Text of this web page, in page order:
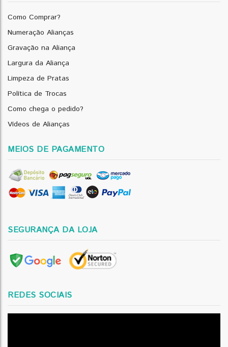
Como Comprar?
Numeração Alianças
Gravação na Aliança
Largura da Aliança
Limpeza de Pratas
Política de Trocas
Como chega o pedido?
Vídeos de Alianças
MEIOS DE PAGAMENTO
SEGURANÇA DA LOJA
REDES SOCIAIS